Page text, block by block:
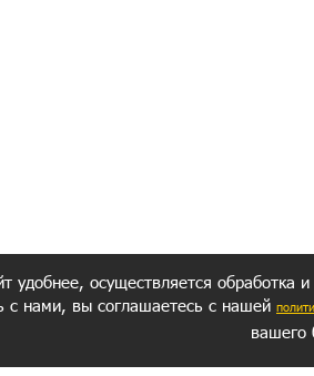
удобнее, осуществляется обработка
с нами, вы соглашаетесь с нашей
вашего